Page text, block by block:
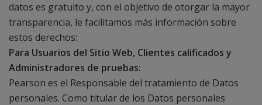
datos es gratuito y, con el objetivo de otorgar la mayor
transparencia, le facilitamos más información sobre
estos derechos:
Para Usuarios del Sitio Web, Clientes calificados y
Administradores de pruebas:
Pearson es el Responsable del tratamiento de Datos
personales. Como titular de los Datos personales